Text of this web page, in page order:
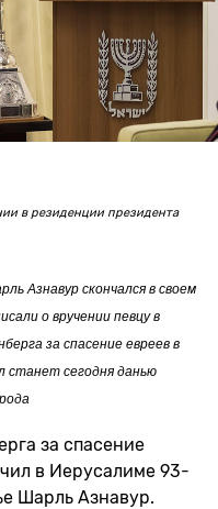
в резиденции президента
Азнавур скончался в своем
о вручении певцу в
за спасение евреев в
станет сегодня данью
за спасение
в Иерусалиме 93-
Шарль Азнавур.